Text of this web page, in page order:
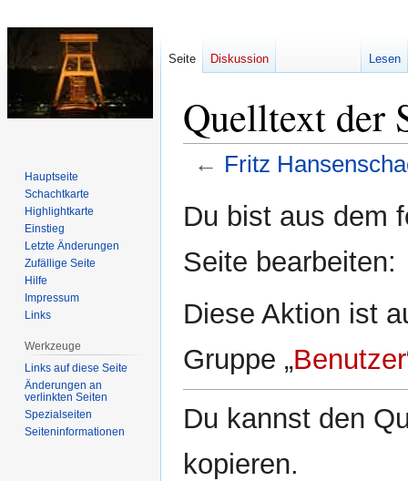
Quelltext der
← Fritz
Navigation
Suche
Du bist aus dem
Seite bearbeiten:
Diese Aktion ist
Gruppe „Benutzer
Du kannst den
kopieren.
Seite Diskussion Lesen
Hauptseite
Schachtkarte
Highlightkarte
Einstieg
Letzte Änderungen
Zufällige Seite
Hilfe
Impressum
Links
Werkzeuge
Links auf diese Seite
Änderungen an
verlinkten Seiten
Spezialseiten
Seiten­­informationen